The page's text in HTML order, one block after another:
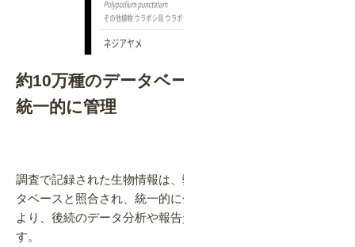
約10万種のデータベースで種名・分類を
統一的に管理
調査で記録された生物情報は、弊社が有する約10万種のデー
タベースと照合され、統一的に分類・管理されます。これに
より、後続のデータ分析や報告資料の品質が大幅に向上しま
す。